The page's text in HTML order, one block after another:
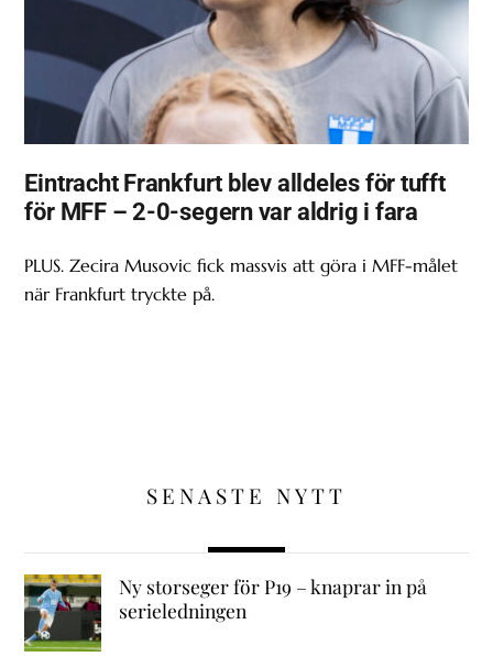
Eintracht Frankfurt blev alldeles för tufft
för MFF – 2-0-segern var aldrig i fara
PLUS. Zecira Musovic fick massvis att göra i MFF-målet
när Frankfurt tryckte på.
SENASTE NYTT
Ny storseger för P19 – knaprar in på
serieledningen